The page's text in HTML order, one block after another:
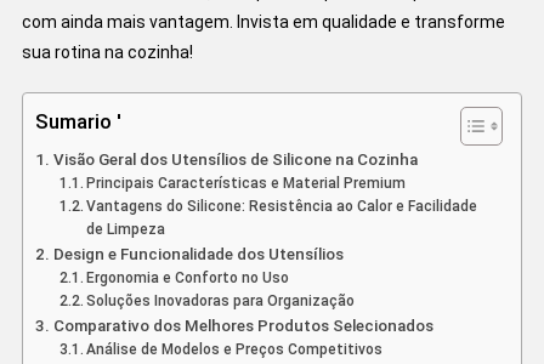
com ainda mais vantagem. Invista em qualidade e transforme
sua rotina na cozinha!
Sumario '
Visão Geral dos Utensílios de Silicone na Cozinha
Principais Características e Material Premium
Vantagens do Silicone: Resistência ao Calor e Facilidade
de Limpeza
Design e Funcionalidade dos Utensílios
Ergonomia e Conforto no Uso
Soluções Inovadoras para Organização
Comparativo dos Melhores Produtos Selecionados
Análise de Modelos e Preços Competitivos